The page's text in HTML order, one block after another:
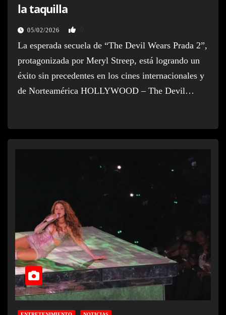
la taquilla
05/02/2026
La esperada secuela de “The Devil Wears Prada 2”,
protagonizada por Meryl Streep, está logrando un
éxito sin precedentes en los cines internacionales y
de Norteamérica HOLLYWOOD – The Devil…